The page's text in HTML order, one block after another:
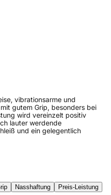
vibrationsarme und
gutem Grip, besonders bei
wird vereinzelt positiv
lauter werdende
und ein gelegentlich
Nasshaftung
Preis-Leistung